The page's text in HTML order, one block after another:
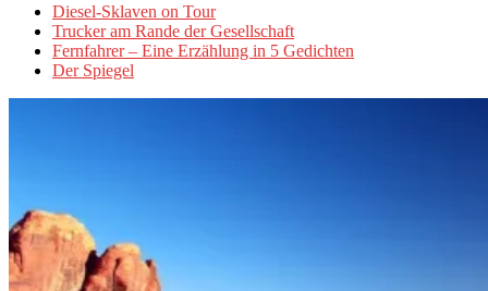
Diesel-Sklaven on Tour
Trucker am Rande der Gesellschaft
Fernfahrer – Eine Erzählung in 5 Gedichten
Der Spiegel